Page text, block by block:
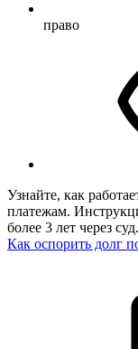
право
Узнайте, как
платежам.
более 3 лет через суд.
Как оспорить долг